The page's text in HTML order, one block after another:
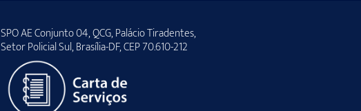
SPO AE Conjunto 04, QCG, Palácio Tiradentes,
Setor Policial Sul, Brasília-DF, CEP 70.610-212